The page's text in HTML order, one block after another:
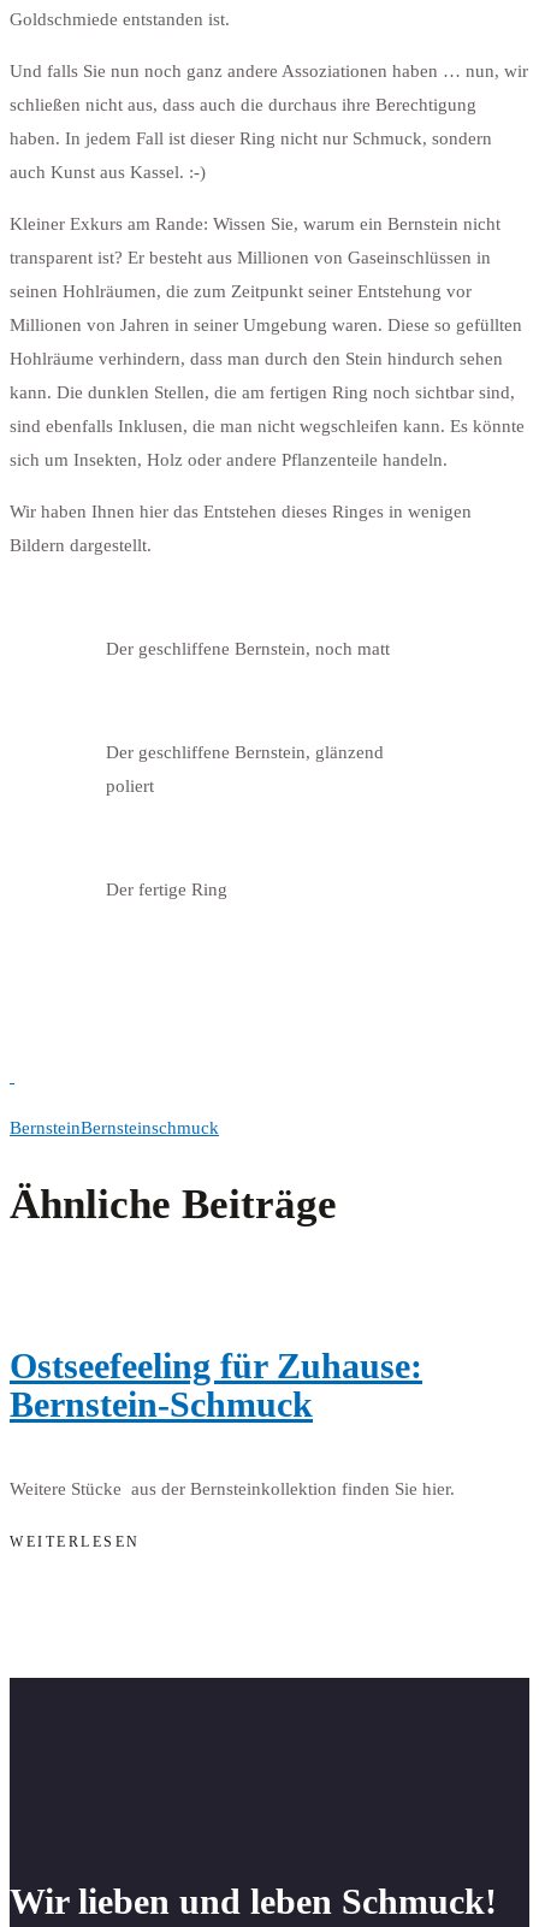
Goldschmiede entstanden ist.
Und falls Sie nun noch ganz andere Assoziationen haben … nun, wir
schließen nicht aus, dass auch die durchaus ihre Berechtigung
haben. In jedem Fall ist dieser Ring nicht nur Schmuck, sondern
auch Kunst aus Kassel. :-)
Kleiner Exkurs am Rande: Wissen Sie, warum ein Bernstein nicht
transparent ist? Er besteht aus Millionen von Gaseinschlüssen in
seinen Hohlräumen, die zum Zeitpunkt seiner Entstehung vor
Millionen von Jahren in seiner Umgebung waren. Diese so gefüllten
Hohlräume verhindern, dass man durch den Stein hindurch sehen
kann. Die dunklen Stellen, die am fertigen Ring noch sichtbar sind,
sind ebenfalls Inklusen, die man nicht wegschleifen kann. Es könnte
sich um Insekten, Holz oder andere Pflanzenteile handeln.
Wir haben Ihnen hier das Entstehen dieses Ringes in wenigen
Bildern dargestellt.
Der geschliffene Bernstein, noch matt
Der geschliffene Bernstein, glänzend
poliert
Der fertige Ring
BernsteinBernsteinschmuck
Ähnliche Beiträge
Ostseefeeling für Zuhause:
Bernstein-Schmuck
Weitere Stücke aus der Bernsteinkollektion finden Sie hier.
WEITERLESEN
Wir lieben und leben Schmuck!